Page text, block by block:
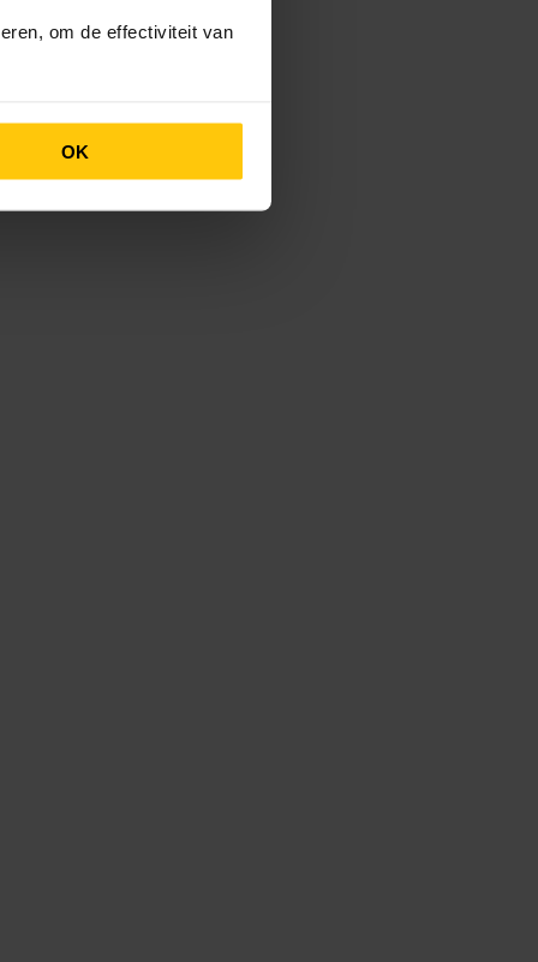
om de effectiviteit van
OK